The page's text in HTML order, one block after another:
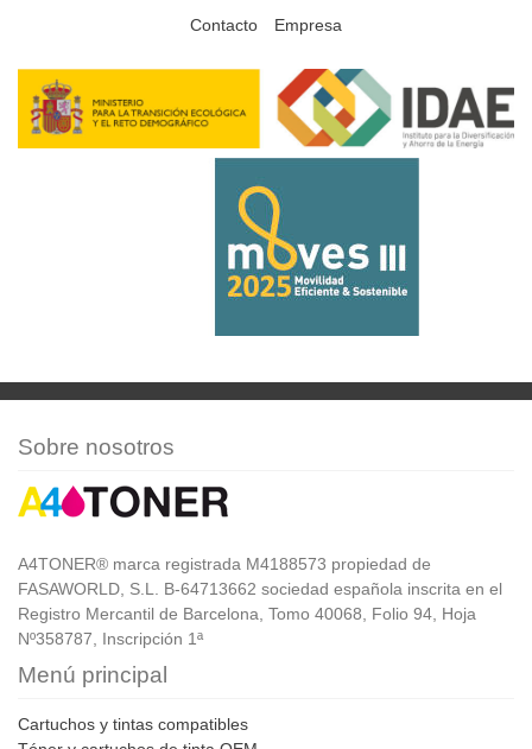
Contacto
Empresa
Sobre nosotros
A4TONER® marca registrada M4188573 propiedad de
FASAWORLD, S.L. B-64713662 sociedad española inscrita en el
Registro Mercantil de Barcelona, Tomo 40068, Folio 94, Hoja
Nº358787, Inscripción 1ª
Menú principal
Cartuchos y tintas compatibles